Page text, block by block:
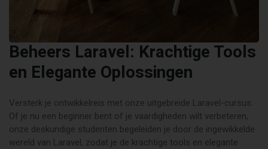
Beheers Laravel: Krachtige Tools
en Elegante Oplossingen
Versterk je ontwikkelreis met onze uitgebreide Laravel-cursus.
Of je nu een beginner bent of je vaardigheden wilt verbeteren,
onze deskundige studenten begeleiden je door de ingewikkelde
wereld van Laravel, zodat je de krachtige tools en elegante